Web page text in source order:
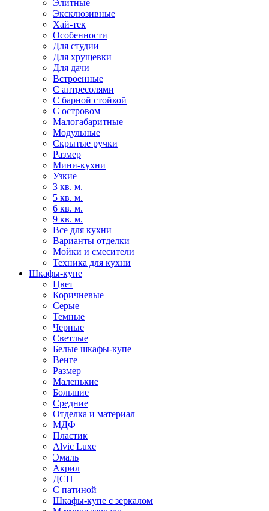
Элитные
Эксклюзивные
Хай-тек
Особенности
Для студии
Для хрущевки
Для дачи
Встроенные
С антресолями
С барной стойкой
С островом
Малогабаритные
Модульные
Скрытые ручки
Размер
Мини-кухни
Узкие
3 кв. м.
5 кв. м.
6 кв. м.
9 кв. м.
Все для кухни
Варианты отделки
Мойки и смесители
Техника для кухни
Шкафы-купе
Цвет
Коричневые
Серые
Темные
Черные
Светлые
Белые шкафы-купе
Венге
Размер
Маленькие
Большие
Средние
Отделка и материал
МДФ
Пластик
Alvic Luxe
Эмаль
Акрил
ДСП
С патиной
Шкафы-купе с зеркалом